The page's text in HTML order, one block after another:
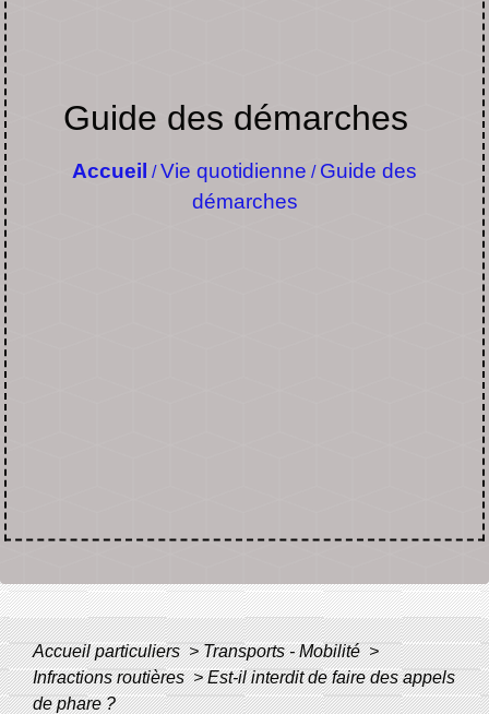
Guide des démarches
Accueil /Vie quotidienne / Guide des
démarches
Accueil particuliers> Transports - Mobilité>
Infractions routières> Est-il interdit de faire des appels
de phare ?